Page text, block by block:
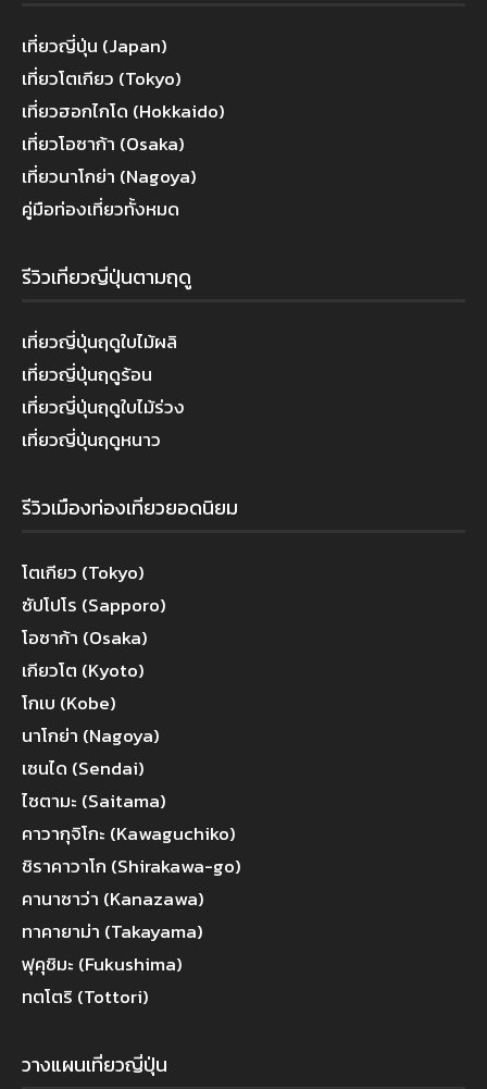
เที่ยวญี่ปุ่น (Japan)
เที่ยวโตเกียว (Tokyo)
เที่ยวฮอกไกโด (Hokkaido)
เที่ยวโอซาก้า (Osaka)
เที่ยวนาโกย่า (Nagoya)
คู่มือท่องเที่ยวทั้งหมด
รีวิวเที่ยวญี่ปุ่นตามฤดู
เที่ยวญี่ปุ่นฤดูใบไม้ผลิ
เที่ยวญี่ปุ่นฤดูร้อน
เที่ยวญี่ปุ่นฤดูใบไม้ร่วง
เที่ยวญี่ปุ่นฤดูหนาว
รีวิวเมืองท่องเที่ยวยอดนิยม
โตเกียว (Tokyo)
ซัปโปโร (Sapporo)
โอซาก้า (Osaka)
เกียวโต (Kyoto)
โกเบ (Kobe)
นาโกย่า (Nagoya)
เซนได (Sendai)
ไซตามะ (Saitama)
คาวากุจิโกะ (Kawaguchiko)
ชิราคาวาโก (Shirakawa-go)
คานาซาว่า (Kanazawa)
ทาคายาม่า (Takayama)
ฟุคุชิมะ (Fukushima)
ทตโตริ (Tottori)
วางแผนเที่ยวญี่ปุ่น